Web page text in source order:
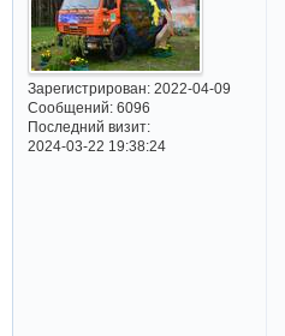
Зарегистрирован: 2022-04-09
Сообщений:6096
Последний визит:
2024-03-22 19:38:24